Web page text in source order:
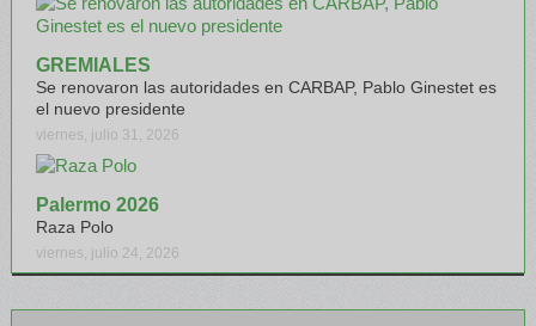
GREMIALES
Se renovaron las autoridades en CARBAP, Pablo Ginestet es
el nuevo presidente
viernes, julio 31, 2026
Palermo 2026
Raza Polo
viernes, julio 24, 2026